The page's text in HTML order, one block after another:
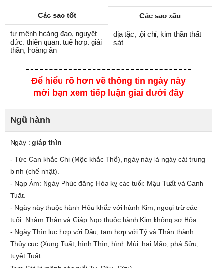
Các sao tốt
tư mệnh hoàng đạo, nguyệt
đức, thiên quan, tuế hợp, giải
thần, hoàng ân
Các sao xấu
địa tặc, tội chỉ, kim thần thất
sát
Để hiểu rõ hơn về thông tin ngày này
mời bạn xem tiếp luận giải dưới đây
Ngũ hành
Ngày : giáp thìn
- Tức Can khắc Chi (Mộc khắc Thổ), ngày này là ngày cát trung
bình (chế nhật).
- Nạp Âm: Ngày Phúc đăng Hỏa kỵ các tuổi: Mậu Tuất và Canh
Tuất.
- Ngày này thuộc hành Hỏa khắc với hành Kim, ngoại trừ các
tuổi: Nhâm Thân và Giáp Ngọ thuộc hành Kim không sợ Hỏa.
- Ngày Thìn lục hợp với Dậu, tam hợp với Tý và Thân thành
Thủy cục (Xung Tuất, hình Thìn, hình Mùi, hại Mão, phá Sửu,
tuyệt Tuất.